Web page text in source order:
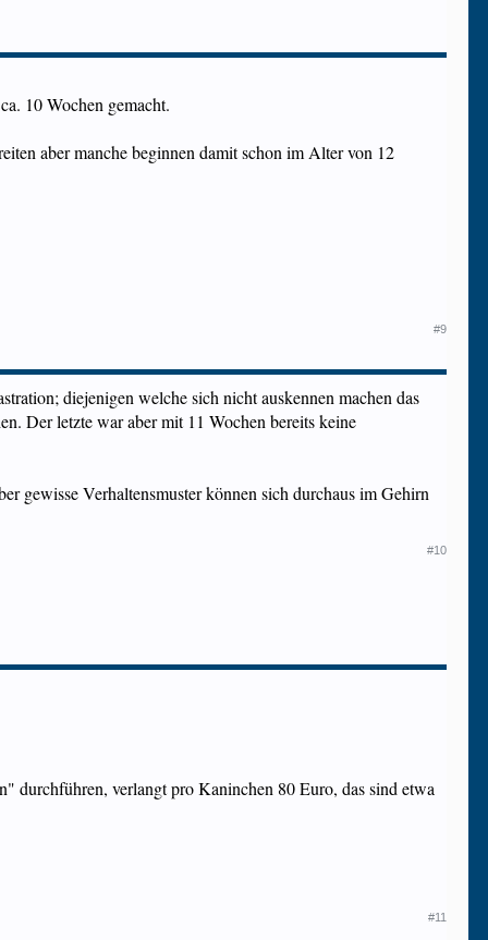
10 Wochen gemacht.
aber manche beginnen damit schon im Alter von 12
#9
diejenigen welche sich nicht auskennen machen das
Der letzte war aber mit 11 Wochen bereits keine
gewisse Verhaltensmuster können sich durchaus im Gehirn
#10
durchführen, verlangt pro Kaninchen 80 Euro, das sind etwa
#11